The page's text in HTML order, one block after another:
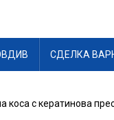
СДЕЛКА
коса с кератинова